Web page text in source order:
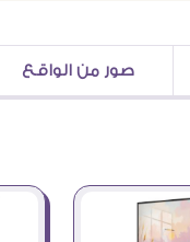
صور من الواقع